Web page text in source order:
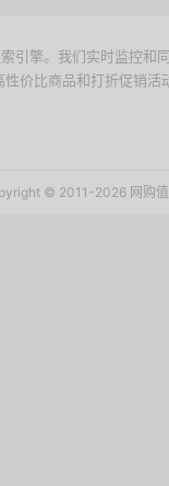
引擎。我们实时监控和
价比商品和打折促销
© 2011-2026 网购